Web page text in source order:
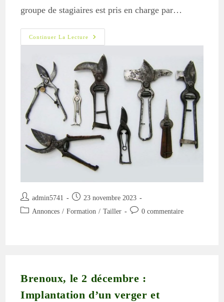
groupe de stagiaires est pris en charge par…
Continuer La Lecture
Décembre
Atelier
« Taille
D’entretien
De
Vieux
Fruitiers »
Auteur/autrice
de
admin5741
Publication
publiée :
23 novembre 2023
Post Annonces / Formation / Tailler
Commentaires
0 commentaire
Brenoux, le 2 décembre :
Implantation d’un verger et